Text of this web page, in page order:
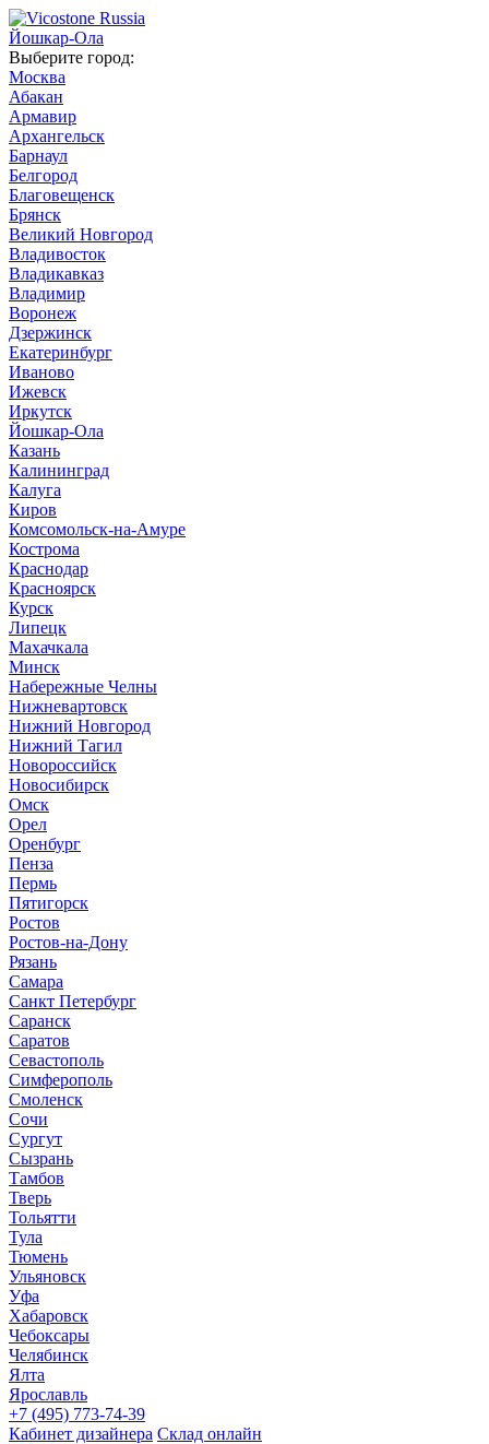
Йошкар-Ола
Выберите город:
Москва
Абакан
Армавир
Архангельск
Барнаул
Белгород
Благовещенск
Брянск
Великий Новгород
Владивосток
Владикавказ
Владимир
Воронеж
Дзержинск
Екатеринбург
Иваново
Ижевск
Иркутск
Йошкар-Ола
Казань
Калининград
Калуга
Киров
Комсомольск-на-Амуре
Кострома
Краснодар
Красноярск
Курск
Липецк
Махачкала
Минск
Набережные Челны
Нижневартовск
Нижний Новгород
Нижний Тагил
Новороссийск
Новосибирск
Омск
Орел
Оренбург
Пенза
Пермь
Пятигорск
Ростов
Ростов-на-Дону
Рязань
Самара
Санкт Петербург
Саранск
Саратов
Севастополь
Симферополь
Смоленск
Сочи
Сургут
Сызрань
Тамбов
Тверь
Тольятти
Тула
Тюмень
Ульяновск
Уфа
Хабаровск
Чебоксары
Челябинск
Ялта
Ярославль
+7 (495) 773-74-39
Кабинет дизайнера Склад онлайн